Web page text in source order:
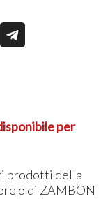
per
prodotti della
o di ZAMBON